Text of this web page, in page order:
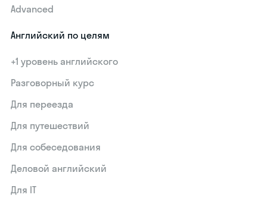
Advanced
Английский по целям
+1 уровень английского
Разговорный курс
Для переезда
Для путешествий
Для собеседования
Деловой английский
Для IT